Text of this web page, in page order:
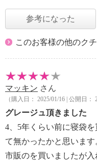
参考になった
このお客様の他のク
マッキン さん
（購入日： 2025/01/16 | 公開日：
グレージュ頂きました
4、5年くらい前に寝袋
て無かったかと思います
市販のを買いましたが